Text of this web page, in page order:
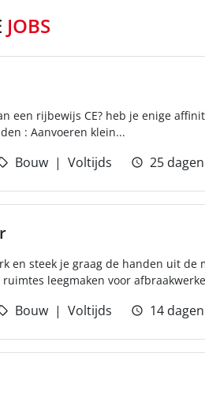
JOBS
een rijbewijs CE? heb je enige
: Aanvoeren klein...
Bouw Voltijds 25
en steek je graag de handen uit
leegmaken voor
Bouw Voltijds 14